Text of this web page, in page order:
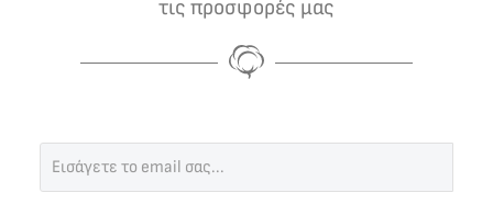
τις προσφορές μας